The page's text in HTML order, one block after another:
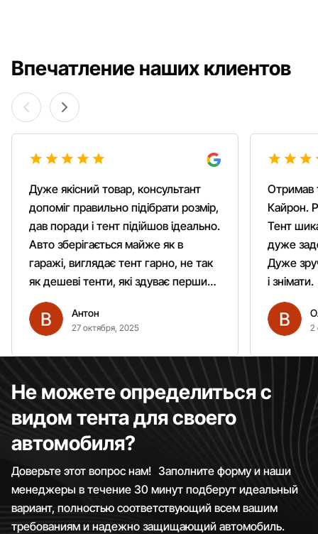
Впечатление наших клиентов
Дуже якісний товар, консультант
допоміг правильно підібрати розмір,
дав поради і тент підійшов ідеально.
Авто зберігається майже як в
гаражі, виглядає тент гарно, не так
як дешеві тенти, які здуває першим
вітром. Гарно кріпиться.
Рекомендую однозначно!
Антон
27 октября, 2025
Отримав
Кайрон.
Тент
дуже
Дуже
і знімати.
2
Не можете определиться с
видом тента для своего
автомобиля?
Доверьте этот вопрос нам! Заполните форму и наши
менеджеры в течение 30 минут подберут идеальный
вариант, полностью соответствующий всем вашим
требованиям и надежно защищающий автомобиль.